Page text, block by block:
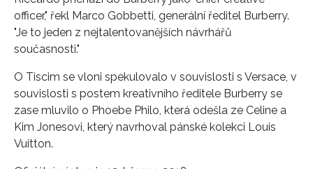
officer," řekl Marco Gobbetti, generální ředitel Burberry.
"Je to jeden z nejtalentovanějších návrhářů
současnosti."
O Tiscim se vloni spekulovalo v souvislosti s Versace, v
souvislosti s postem kreativního ředitele Burberry se
zase mluvilo o Phoebe Philo, která odešla ze Celine a
Kim Jonesovi, který navrhoval pánské kolekci Louis
Vuitton.